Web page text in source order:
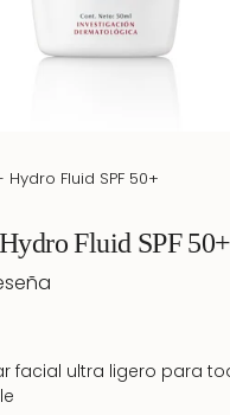
Hydro Fluid SPF 50+
Fluid SPF 50+
facial ultra ligero para